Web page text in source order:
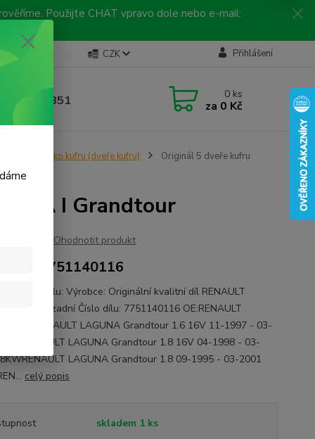
Použijte CHAT vpravo dole nebo e-mail:
Kontakty CZK Přihlášení
linka
792 217 851
9-16 hod.)
0 ks
za 0 Kč
Zadní víko kufru (dveře kufru)
Originál 5 dveře kufru
I Grandtour
Ohodnotit produkt
7751140116
o autodílu: Výrobce: Originální kvalitní díl RENAULT
strana: zadní Číslo dílu: 7751140116 OE:RENAULT
RENAULT LAGUNA Grandtour 1.6 16V 11-1997 - 03-
LAGUNA Grandtour 1.8 16V 04-1998 - 03-
LAGUNA Grandtour 1.8 09-1995 - 03-2001
celý popis
skladem 1 ks